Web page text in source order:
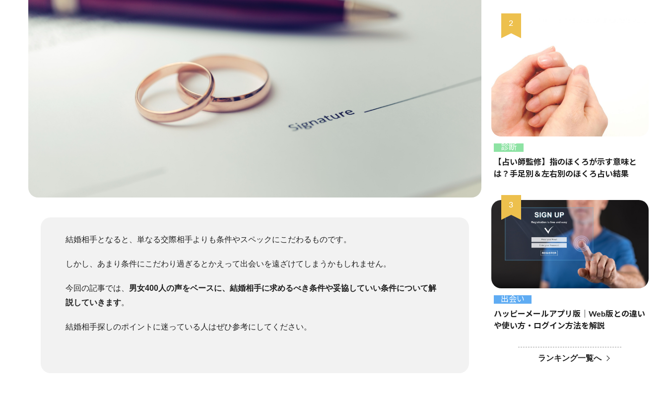
結婚相手となると、単なる交際相手よりも条件やスペックにこだわるものです。
しかし、あまり条件にこだわり過ぎるとかえって出会いを遠ざけてしまうかもしれません。
今回の記事では、 男女400人の声をベースに、結婚相手に求めるべき条件や妥協していい条件について解
説していきます。
結婚相手探しのポイントに迷っている人はぜひ参考にしてください。
診断
【占い師監修】指のほくろが示す意味と
は？手足別＆左右別のほくろ占い結果
出会い
ハッピーメールアプリ版｜Web版との違い
や使い方・ログイン方法を解説
ランキング一覧へ